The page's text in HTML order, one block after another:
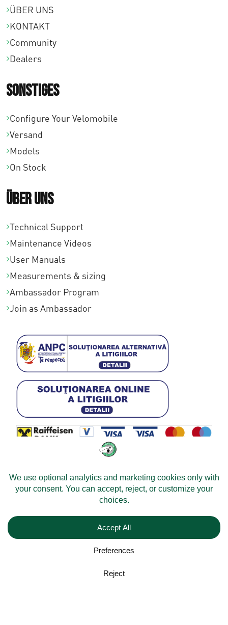
ÜBER UNS
KONTAKT
Community
Dealers
Sonstiges
Configure Your Velomobile
Versand
Models
On Stock
Über uns
Technical Support
Maintenance Videos
User Manuals
Measurements & sizing
Ambassador Program
Join as Ambassador
Velomobileworld.com
Web development by